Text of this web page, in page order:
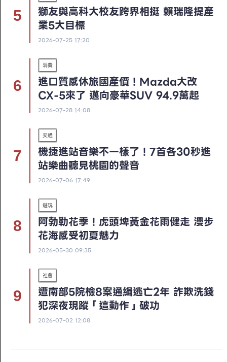
獅友與高科大校友跨界相挺 賴瑞隆提產
業5大目標
2026-07-25 17:20
消費
進口質感休旅國產價！Mazda大改
CX-5來了 邁向豪華SUV 94.9萬起
2026-07-28 14:08
交通
機捷進站音樂不一樣了！7首各30秒進
站樂曲聽見桃園的聲音
2026-07-06 17:49
遊玩
阿勃勒花季！虎頭埤黃金花雨健走 漫步
花海感受初夏魅力
2026-05-30 09:35
社會
遭南部5院檢8案通緝逃亡2年 詐欺洗錢
犯深夜現蹤「這動作」破功
2026-07-02 12:08